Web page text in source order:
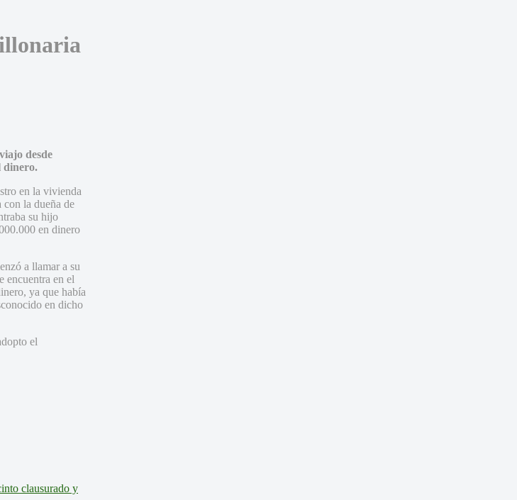
desde
dinero.
en la vivienda
con la dueña de
su hijo
en dinero
a llamar a su
encuentra en el
ya que había
en dicho
el